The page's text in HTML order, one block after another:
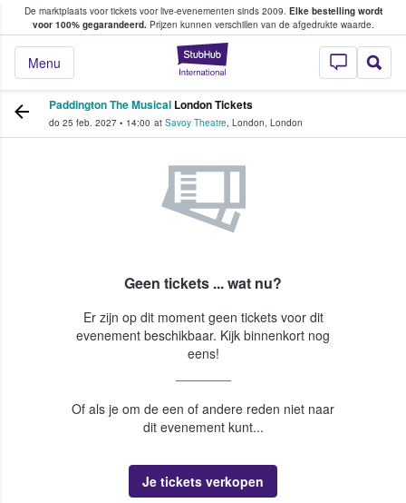
De marktplaats voor tickets voor live-evenementen sinds 2009. Elke bestelling wordt
voor 100% gegarandeerd.Prijzen kunnen verschillen van de afgedrukte waarde.
StubHub: waar
Menu
tickets kopen en verkopen
Paddington The Musical London Tickets
do 25 feb. 2027 • 14:00 at Savoy Theatre, London, London
Geen tickets ... wat nu?
Er zijn op dit moment geen tickets voor dit
evenement beschikbaar. Kijk binnenkort nog
eens!
Of als je om de een of andere reden niet naar
dit evenement kunt...
Je tickets verkopen